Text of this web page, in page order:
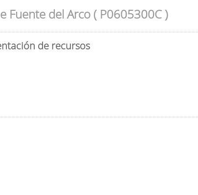
Fuente del Arco ( P0605300C )
de recursos